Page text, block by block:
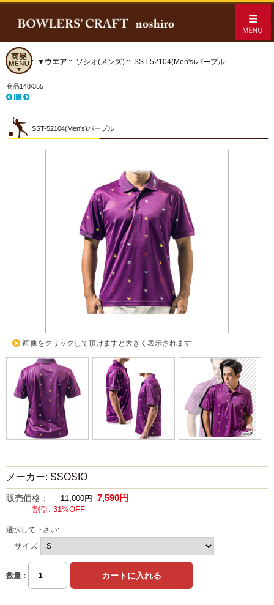
ホーム:: ▼ウエア :: ソシオ(メンズ) :: SST-52104(Men's)パープル
商品148/355
SST-52104(Men's)パープル
画像をクリックして頂けますと大きく表示されます
メーカー: SSOSIO
販売価格： 11,000円 7,590円
割引: 31%OFF
選択して下さい:
サイズ
数量：